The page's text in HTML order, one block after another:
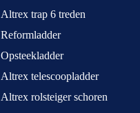
Altrex trap 6 treden
Reformladder
Opsteekladder
Altrex telescoopladder
Altrex rolsteiger schoren